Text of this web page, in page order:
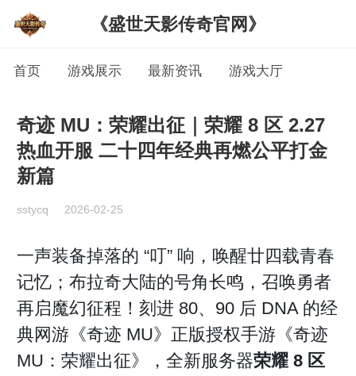
《盛世天影传奇官网》
首页 游戏展示 最新资讯 游戏大厅
奇迹 MU：荣耀出征｜荣耀 8 区 2.27
热血开服 二十四年经典再燃公平打金
新篇
sstycq 2026-02-25
一声装备掉落的 “叮” 响，唤醒廿四载青春
记忆；布拉奇大陆的号角长鸣，召唤勇者
再启魔幻征程！刻进 80、90 后 DNA 的经
典网游《奇迹 MU》正版授权手游《奇迹
MU：荣耀出征》，全新服务器荣耀 8 区